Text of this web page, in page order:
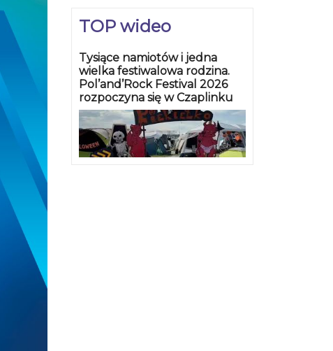
TOP wideo
Tysiące namiotów i jedna
wielka festiwalowa rodzina.
Pol’and’Rock Festival 2026
rozpoczyna się w Czaplinku